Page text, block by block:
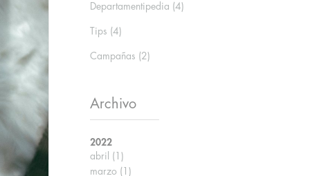
Departamentipedia (4)
Tips (4)
Campañas (2)
Archivo
2022
abril (1)
marzo (1)